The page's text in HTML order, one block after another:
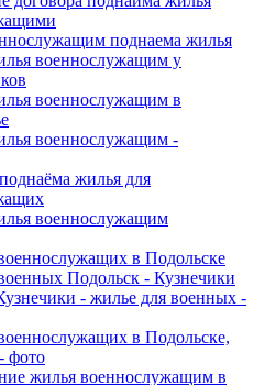
поднаема жилья
военнослужащим у
военнослужащим в
военнослужащим -
жилья для
военнослужащим
в Подольске
Подольск - Кузнечики
- жилье для военных -
в Подольске,
фото
жилья военнослужащим в